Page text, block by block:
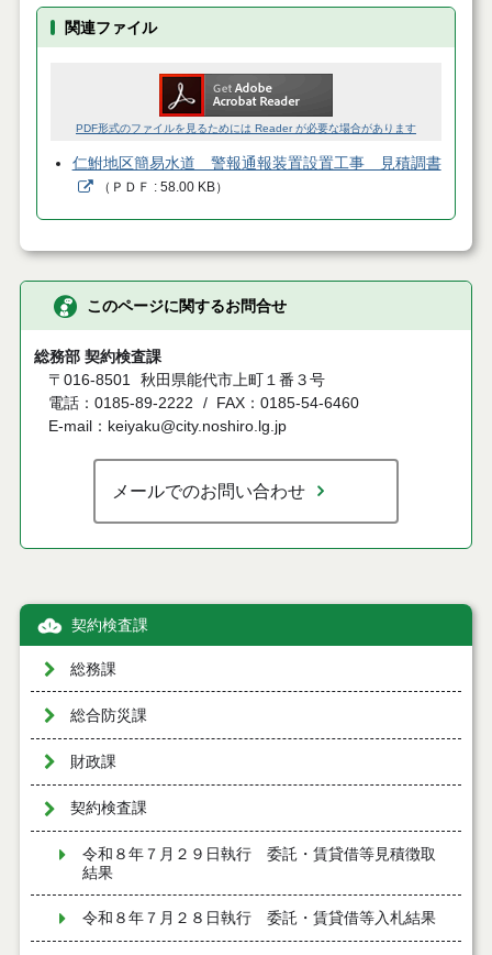
関連ファイル
PDF形式のファイルを見るためには Reader が必要な場合があります
仁鮒地区簡易水道 警報通報装置設置工事 見積調書
（ ＰＤＦ 58.00 KB）
このページに関するお問合せ
総務部 契約検査課
〒016-8501 秋田県能代市上町１番３号
電話：0185-89-2222
FAX：0185-54-6460
E-mail：keiyaku@city.noshiro.lg.jp
メールでのお問い合わせ
契約検査課
総務課
総合防災課
財政課
契約検査課
令和８年７月２９日執行 委託・賃貸借等見積徴取
結果
令和８年７月２８日執行 委託・賃貸借等入札結果